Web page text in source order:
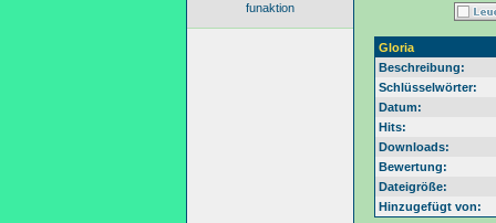
funaktion
Gloria
Beschreibung:
Schlüsselwörter:
Datum:
Hits:
Downloads:
Bewertung:
Dateigröße:
Hinzugefügt von: